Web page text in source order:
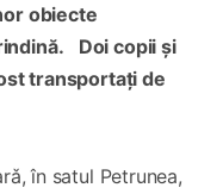
obiecte
Doi copii și
transportați de
în satul Petrunea,